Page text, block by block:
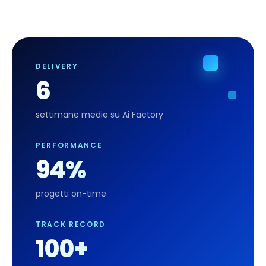
DELIVERY
6
settimane medie su Ai Factory
PERFORMANCE
94%
progetti on-time
TRACK RECORD
100+